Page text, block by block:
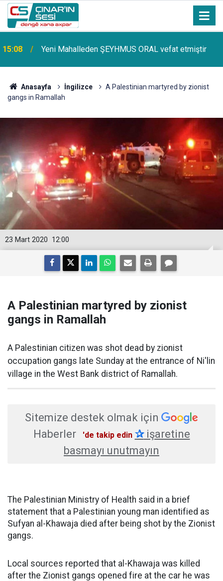
15:08 Yeni Mahalleden ŞEYHMUS ORAL vefat etmiştir
Anasayfa İngilizce
A Palestinian martyred by zionist
gangs in Ramallah
12:00
23 Mart 2020
A Palestinian martyred by zionist
gangs in Ramallah
A Palestinian citizen was shot dead by zionist
occupation gangs late Sunday at the entrance of Ni'lin
village in the West Bank district of Ramallah.
Sitemize destek olmak için
Haberler
'de takip edin ✰işaretine
basmayı unutmayın
The Palestinian Ministry of Health said in a brief
statement that a Palestinian young man identified as
Sufyan al-Khawaja died after being shot by the Zionist
gangs.
Local sources reported that al-Khawaja was killed
after the Zionist gangs opened fire at the car he was